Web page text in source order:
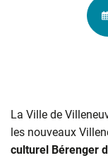
La Ville de
les nouveaux
culturel Bérenger